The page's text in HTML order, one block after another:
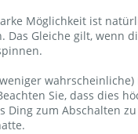
Möglichkeit ist
Das Gleiche gilt, wenn
Sie, dass dies
Ding zum Abschalten